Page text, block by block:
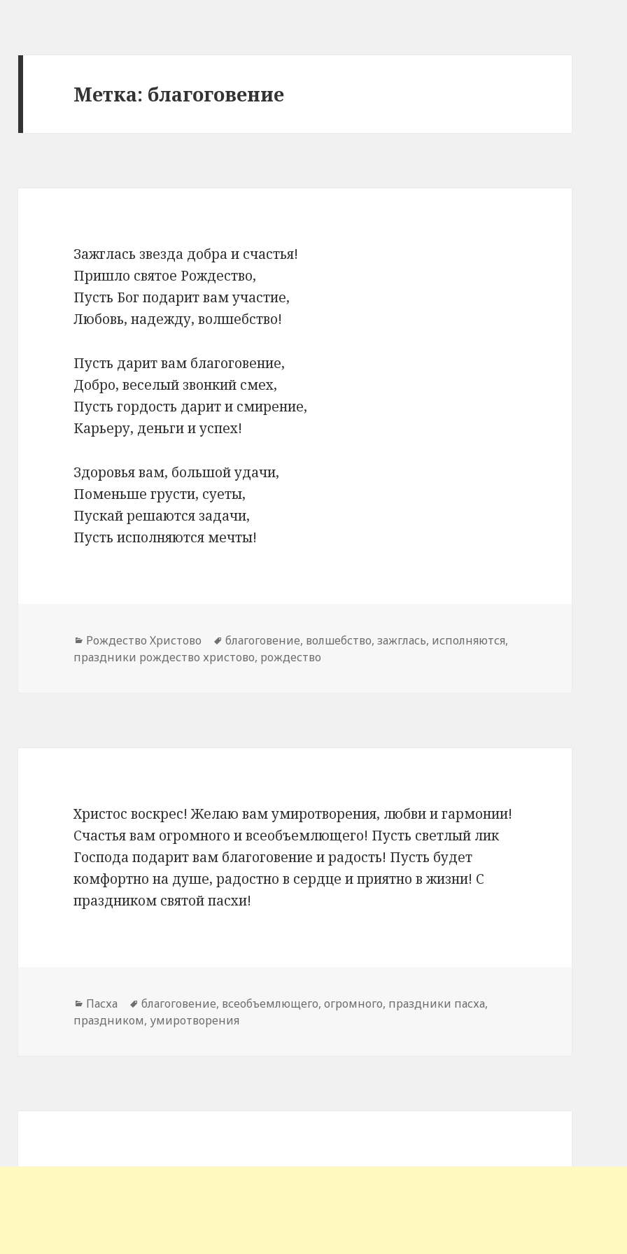
Метка: благоговение
Зажглась звезда добра и счастья!
Пришло святое Рождество,
Пусть Бог подарит вам участие,
Любовь, надежду, волшебство!
Пусть дарит вам благоговение,
Добро, веселый звонкий смех,
Пусть гордость дарит и смирение,
Карьеру, деньги и успех!
Здоровья вам, большой удачи,
Поменьше грусти, суеты,
Пускай решаются задачи,
Пусть исполняются мечты!
Рубрики
Рождество Христово Метки
благоговение, волшебство,зажглась, исполняются,
праздники рождество христово, рождество
Христос воскрес! Желаю вам умиротворения, любви и гармонии!
Счастья вам огромного и всеобъемлющего! Пусть светлый лик
Господа подарит вам благоговение и радость! Пусть будет
комфортно на душе, радостно в сердце и приятно в жизни! С
праздником святой пасхи!
Рубрики
Пасха Метки
благоговение, всеобъемлющего,огромного, праздники пасха,
праздником, умиротворения